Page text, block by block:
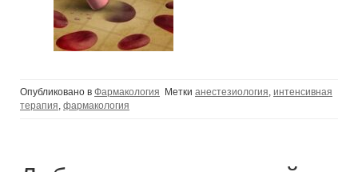
Опубликовано в Фармакология Метки анестезиология, интенсивная
терапия, фармакология